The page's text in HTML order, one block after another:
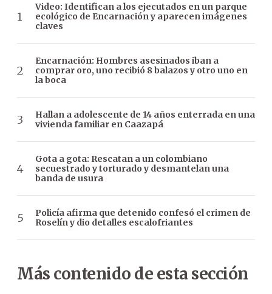
Video: Identifican a los ejecutados en un parque
ecológico de Encarnación y aparecen imágenes
claves
Encarnación: Hombres asesinados iban a
comprar oro, uno recibió 8 balazos y otro uno en
la boca
Hallan a adolescente de 14 años enterrada en una
vivienda familiar en Caazapá
Gota a gota: Rescatan a un colombiano
secuestrado y torturado y desmantelan una
banda de usura
Policía afirma que detenido confesó el crimen de
Roselín y dio detalles escalofriantes
Más contenido de esta sección